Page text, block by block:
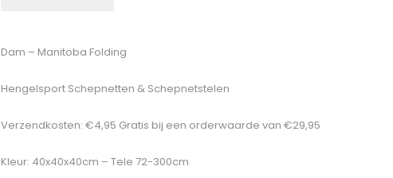
Dam – Manitoba Folding
Hengelsport Schepnetten & Schepnetstelen
Verzendkosten: €4,95 Gratis bij een orderwaarde van €29,95
Kleur: 40x40x40cm – Tele 72-300cm